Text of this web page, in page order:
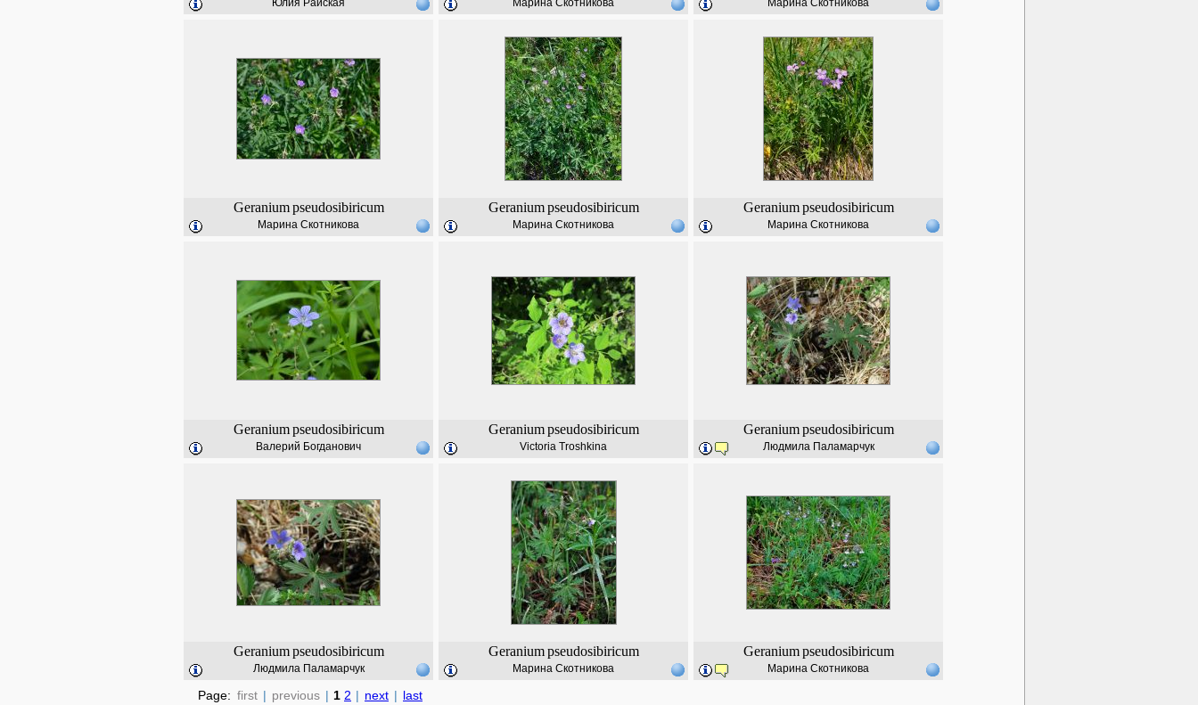
Юлия Райская Марина Скотникова Марина Скотникова
Geranium pseudosibiricum
Марина Скотникова
Geranium pseudosibiricum
Марина Скотникова
Geranium pseudosibiricum
Марина Скотникова
Geranium pseudosibiricum
Валерий Богданович
Geranium pseudosibiricum
Victoria Troshkina
Geranium pseudosibiricum
Людмила Паламарчук
Geranium pseudosibiricum
Людмила Паламарчук
Geranium pseudosibiricum
Марина Скотникова
Geranium pseudosibiricum
Марина Скотникова
Page: first | previous | 1 2 | next | last